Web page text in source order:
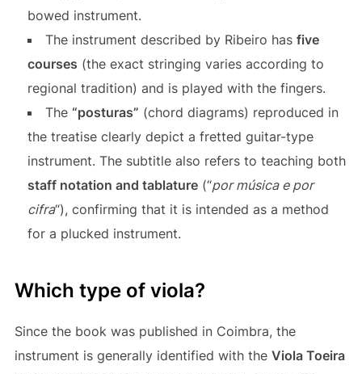
bowed instrument.
The instrument described by Ribeiro has five
courses (the exact stringing varies according to
regional tradition) and is played with the fingers.
The “posturas” (chord diagrams) reproduced in
the treatise clearly depict a fretted guitar-type
instrument. The subtitle also refers to teaching both
staff notation and tablature(“por música e por
cifra“), confirming that it is intended as a method
for a plucked instrument.
Which type of viola?
Since the book was published in Coimbra, the
instrument is generally identified with the Viola Toeira